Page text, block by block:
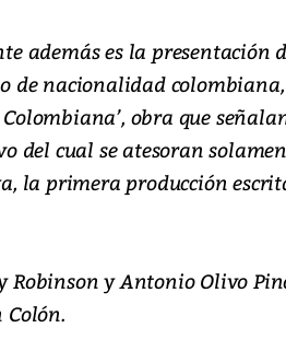
además es la presentación
de nacionalidad
Colombiana’, obra que
del cual se atesoran
la primera producción
Robinson y Antonio Olivo
Colón.